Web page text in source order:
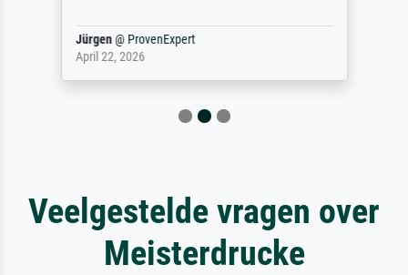
Jürgen@ ProvenExpert
April 22, 2026
Veelgestelde vragen over
Meisterdrucke